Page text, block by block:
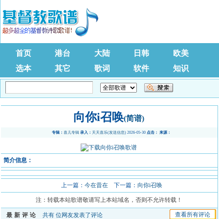
首页 港台 大陆 日韩
欧美
选本
其它 歌词 软件 知识
向你i召唤(简谱)
专辑： 喜儿专辑 录入： 天天喜乐(发送信息) 2026-05-30点击： 来源：
简介信息：
上一篇：今在昔在 下一篇：向你i召唤
注：转载本站歌谱敬请写上本站域名，否则不允许转载！
最新评论 共有位网友发表了评论 查看所有评论